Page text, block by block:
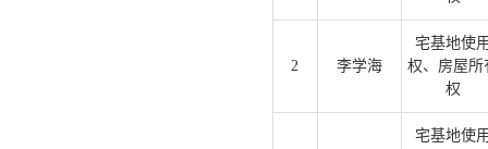
2 李学海
宅基地使
权、房屋所
权
宅基地使